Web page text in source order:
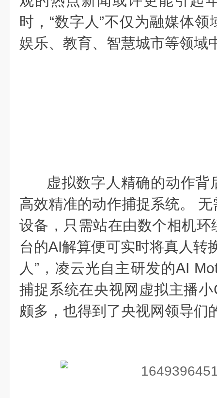
时，“数字人”不仅为融媒体
娱乐、教育、智慧城市等领域
虚拟数字人精确的动作背
高效精准的动作捕捉系统。
无
设备，只需站在由数个相机
台的AI解算便可实时将真人转
人 ” ， 凌云光自主研发的AI
捕捉系统在央视网虚拟主播小
颇多，也得到了央视网领导们